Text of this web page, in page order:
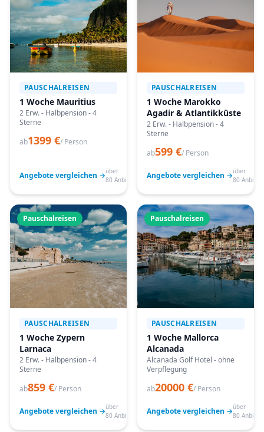
PAUSCHALREISEN
1 Woche Mauritius
2 Erw. - Halbpension - 4
Sterne
ab1399 €/ Person
Angebote vergleichen →über
80 Anbieter
PAUSCHALREISEN
1 Woche Marokko
Agadir & Atlantikküste
2 Erw. - Halbpension - 4
Sterne
ab599 €/ Person
Angebote vergleichen →über
80
Pauschalreisen
PAUSCHALREISEN
1 Woche Zypern
Larnaca
2 Erw. - Halbpension - 4
Sterne
ab859 €/ Person
Angebote vergleichen →über
80 Anbieter
Pauschalreisen
PAUSCHALREISEN
1 Woche Mallorca
Alcanada
Alcanada Golf Hotel - ohne
Verpflegung
ab20000 €/ Person
Angebote vergleichen →über
80